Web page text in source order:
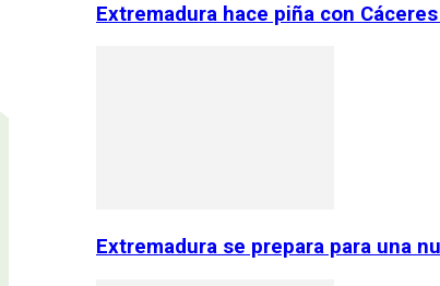
Extremadura hace piña con
Extremadura se prepara para una